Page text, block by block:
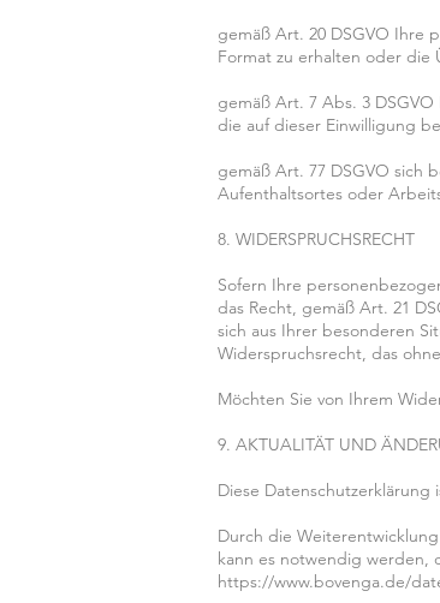
gemäß Art. 20 DSGVO Ihre
Format zu erhalten oder die
gemäß Art. 7 Abs. 3
die auf dieser Einwilligung
gemäß Art. 77 DSGVO sich
Aufenthaltsortes oder
8. WIDERSPRUCHSRECHT
Sofern Ihre
das Recht, gemäß Art. 21
sich aus Ihrer besonderen
Widerspruchsrecht, das
Möchten Sie von Ihrem
9. AKTUALITÄT UND
Diese
Durch die
kann es notwendig werden,
https://www.bovenga.de/